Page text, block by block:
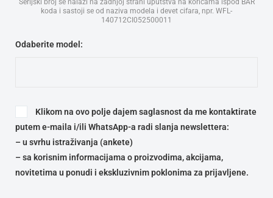
Serijski broj se nalazi na zadnjoj strani uputstva na koricama ispod BAR
koda i sastoji se od naziva modela i devet cifara, npr. WFL-
140712CI052500011
Odaberite model:
Klikom na ovo polje dajem saglasnost da me kontaktirate
putem e-maila i/ili WhatsApp-a radi slanja newslettera:
– u svrhu istraživanja (ankete)
– sa korisnim informacijama o proizvodima, akcijama,
novitetima u ponudi i ekskluzivnim poklonima za prijavljene.